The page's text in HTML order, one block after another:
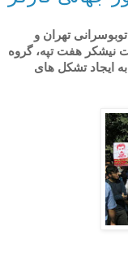
تهران و
هفت تپه، گروه
ایجاد تشکل های